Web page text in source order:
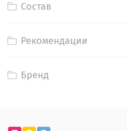
Состав
Рекомендации
Бренд